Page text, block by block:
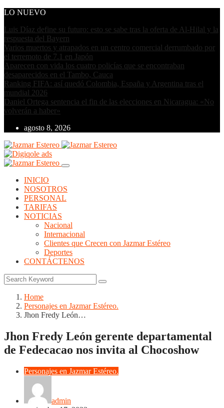
LO NUEVO
Luis Díaz define su futuro: esto se sabe tras la oferta de Al-Hilal y la
respuesta del Bayern
Varios muertos y atrapados en un centro comercial derrumbado por
el terremoto de 7.1 en Japón
Aparecen con vida los cuatro policías que se encontraban
desaparecidos en el Tambo, Cauca
Ranking FIFA: así quedó Colombia, España y Argentina tras el
mundial 2026
Daniel Ortega sentencia el fin de las elecciones en Nicaragua: «No
volverán a haber»
agosto 8, 2026
INICIO
NOSOTROS
PERSONAL
TARIFAS
NOTICIAS
Nacional
Internacional
Clientes que Crecen con Jazmar Estéreo
Deportes
CONTÁCTENOS
Home
Personajes en Jazmar Estéreo.
Jhon Fredy León…
Jhon Fredy León gerente departamental
de Fedecacao nos invita al Chocoshow
Personajes en Jazmar Estéreo.
admin